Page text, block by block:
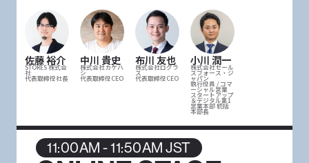
佐藤 裕介
STORES 株式会
社
代表取締役社長
中川 貴史
株式会社カケハ
シ
代表取締役CEO
布川 友也
株式会社ログラ
ス
代表取締役CEO
小川 潤一
株式会社セール
スフォース・ジ
ャパン
執行役員 / コマ
ーシャル営業
スタートアップ
＆デジタル第1
営業本部 統括
本部長
11:00AM - 11:50AM JST